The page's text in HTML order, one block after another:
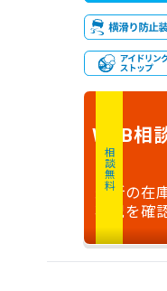
相談無料
WEB相
最新の在
状況を確